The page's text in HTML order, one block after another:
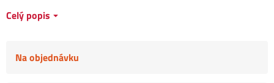
Celý popis
Na objednávku